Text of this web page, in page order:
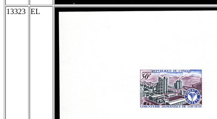
13323 EL